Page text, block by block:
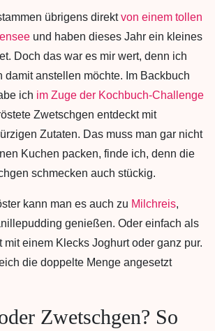
übrigens direktvon einem tollen
und haben dieses Jahr ein kleines
Doch das war es mir wert, denn ich
damit anstellen möchte. Im Backbuch
ich im Zuge der Kochbuch-Challenge
Zwetschgen entdeckt mit
Zutaten. Das muss man gar nicht
Kuchen packen, finde ich, denn die
schmecken auch stückig.
kann man es auch zu Milchreis,
genießen. Oder einfach als
mit einem Klecks Joghurt oder ganz pur.
die doppelte Menge angesetzt
Zwetschgen? So